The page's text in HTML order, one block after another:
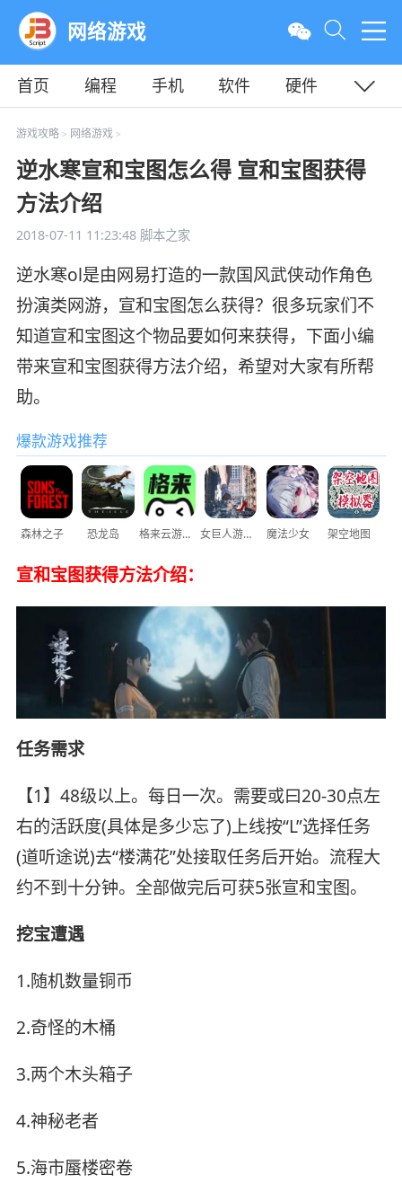
网络游戏
首页 编程 手机 软件
硬件
教程
平面
游戏攻略> 网络游戏>
逆水寒宣和宝图怎么得 宣和宝图获得
方法介绍
2018-07-11 11:23:48脚本之家
逆水寒ol是由网易打造的一款国风武侠动作角色
扮演类网游，宣和宝图怎么获得？很多玩家们不
知道宣和宝图这个物品要如何来获得，下面小编
带来宣和宝图获得方法介绍，希望对大家有所帮
助。
爆款游戏推荐
森林之子 恐龙岛 格来云游戏 女巨人游乐场 魔法少女 架空地图
宣和宝图获得方法介绍：
任务需求
【1】48级以上。每日一次。需要或曰20-30点左
右的活跃度(具体是多少忘了)上线按“L”选择任务
(道听途说)去“楼满花”处接取任务后开始。流程大
约不到十分钟。全部做完后可获5张宣和宝图。
挖宝遭遇
1.随机数量铜币
2.奇怪的木桶
3.两个木头箱子
4.神秘老者
5.海市蜃楼密卷